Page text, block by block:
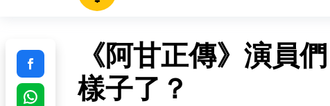
《阿甘正傳》演員
樣子了？